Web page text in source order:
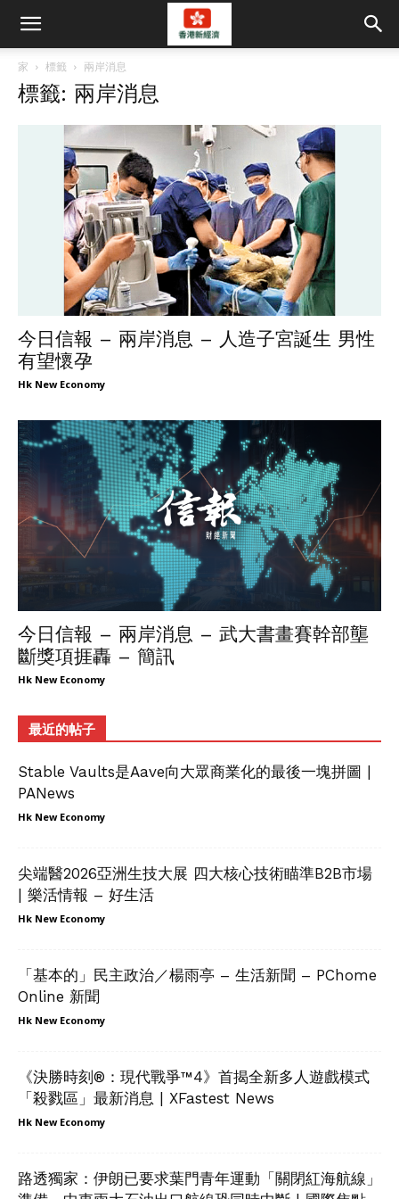
家 標籤 兩岸消息
標籤: 兩岸消息
今日信報 – 兩岸消息 – 人造子宮誕生 男性
有望懷孕
Hk New Economy
今日信報 – 兩岸消息 – 武大書畫賽幹部壟
斷獎項捱轟 – 簡訊
Hk New Economy
最近的帖子
Stable Vaults是Aave向大眾商業化的最後一塊拼圖 |
PANews
Hk New Economy
尖端醫2026亞洲生技大展 四大核心技術瞄準B2B市場
| 樂活情報 – 好生活
Hk New Economy
「基本的」民主政治／楊雨亭 – 生活新聞 – PChome
Online 新聞
Hk New Economy
《決勝時刻®：現代戰爭™4》首揭全新多人遊戲模式
「殺戮區」最新消息 | XFastest News
Hk New Economy
路透獨家：伊朗已要求葉門青年運動「關閉紅海航線」